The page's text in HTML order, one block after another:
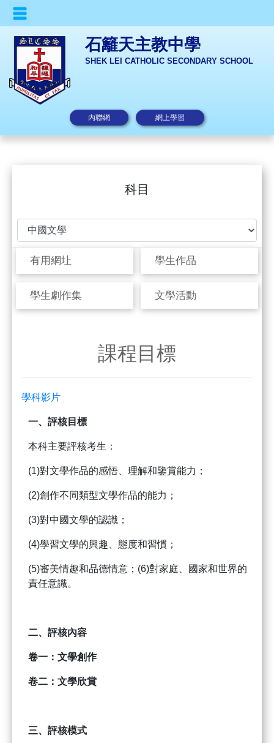
石籬天主教中學
SHEK LEI CATHOLIC SECONDARY SCHOOL
內聯網 網上學習
科目
有用網圵 學生作品
學生劇作集 文學活動
課程目標
學科影片
一、 評核目標
本科主要評核考生：
(1)對文學作品的感悟、理解和鑒賞能力；
(2)創作不同類型文學作品的能力；
(3)對中國文學的認識；
(4)學習文學的興趣、態度和習慣；
(5)審美情趣和品德情意；(6)對家庭、國家和世界的
責任意識。
二、 評核內容
卷一：文學創作
卷二：文學欣賞
三、 評核模式